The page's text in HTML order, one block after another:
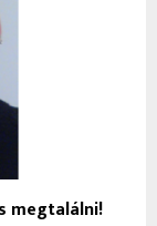
megtalálni!